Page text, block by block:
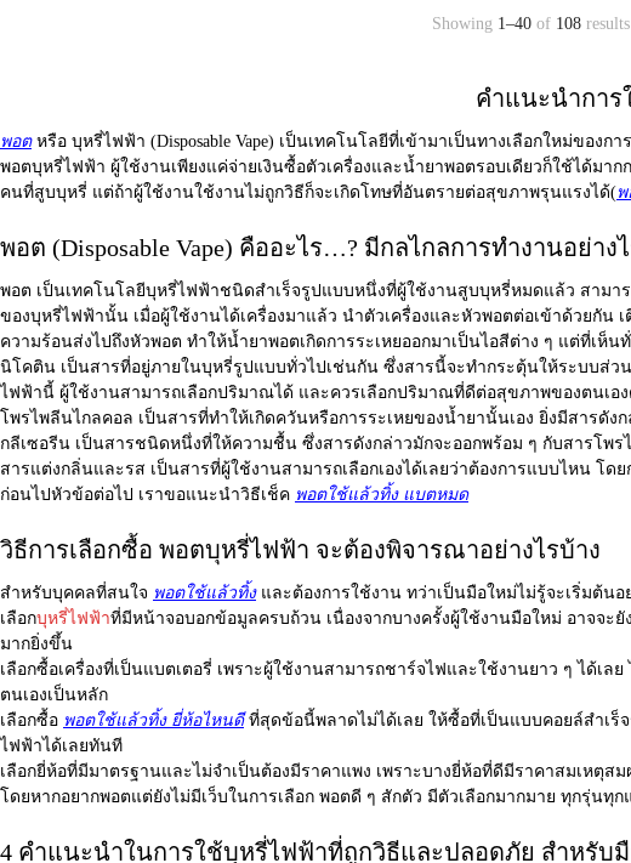
Showing 1–40of 108results
คำแนะนำการ
พอตหรือ บุหรี่ไฟฟ้า (Disposable Vape) เป็นเทคโนโลยีที่เข้ามาเป็นทางเลือกใหม่ข
พอตบุหรี่ไฟฟ้า ผู้ใช้งานเพียงแค่จ่ายเงินซื้อตัวเครื่องและน้ำยาพอตรอบเดียวก็ใช้ได้มาก
คนที่สูบบุหรี่ แต่ถ้าผู้ใช้งานใช้งานไม่ถูกวิธีก็จะเกิดโทษที่อันตรายต่อสุขภาพรุนแรงได้(
พอต (Disposable Vape) คืออะไร…? มีกลไกลการทำงานอย่าง
พอต เป็นเทคโนโลยีบุหรี่ไฟฟ้าชนิดสำเร็จรูปแบบหนึ่งที่ผู้ใช้งานสูบบุหรี่หมดแล้ว สามา
ของบุหรี่ไฟฟ้านั้น เมื่อผู้ใช้งานได้เครื่องมาแล้ว นำตัวเครื่องและหัวพอตต่อเข้าด้วยกัน
ความร้อนส่งไปถึงหัวพอต ทำให้น้ำยาพอตเกิดการระเหยออกมาเป็นไอสีต่าง ๆ แต่ที่เ
นิโคติน เป็นสารที่อยู่ภายในบุหรี่รูปแบบทั่วไปเช่นกัน ซึ่งสารนี้จะทำกระตุ้นให้ระบบส่
ไฟฟ้านี้ ผู้ใช้งานสามารถเลือกปริมาณได้ และควรเลือกปริมาณที่ดีต่อสุขภาพของตนเอง
โพรไพลีนไกลคอล เป็นสารที่ทำให้เกิดควันหรือการระเหยของน้ำยานั้นเอง ยิ่งมีสาร
กลีเซอรีน เป็นสารชนิดหนึ่งที่ให้ความชื้น ซึ่งสารดังกล่าวมักจะออกพร้อม ๆ กับสารโพร
สารแต่งกลิ่นและรส เป็นสารที่ผู้ใช้งานสามารถเลือกเองได้เลยว่าต้องการแบบไหน โ
ก่อนไปหัวข้อต่อไป เราขอแนะนำวิธีเช็ค พอตใช้แล้วทิ้ง แบตหมด
วิธีการเลือกซื้อ พอตบุหรี่ไฟฟ้า จะต้องพิจารณาอย่างไรบ้าง
สำหรับบุคคลที่สนใจ พอตใช้แล้วทิ้ง และต้องการใช้งาน ทว่าเป็นมือใหม่ไม่รู้จะเริ่มต้
เลือกบุหรี่ไฟฟ้าที่มีหน้าจอบอกข้อมูลครบถ้วน เนื่องจากบางครั้งผู้ใช้งานมือใหม่ อาจจะ
มากยิ่งขึ้น
เลือกซื้อเครื่องที่เป็นแบตเตอรี่ เพราะผู้ใช้งานสามารถชาร์จไฟและใช้งานยาว ๆ ได้
ตนเองเป็นหลัก
เลือกซื้อ พอตใช้แล้วทิ้ง ยี่ห้อไหนดี ที่สุดข้อนี้พลาดไม่ได้เลย ให้ซื้อที่เป็นแบบคอยล์สำเร็
ไฟฟ้าได้เลยทันที
เลือกยี่ห้อที่มีมาตรฐานและไม่จำเป็นต้องมีราคาแพง เพราะบางยี่ห้อที่ดีมีราคาสมเหตุส
โดยหากอยากพอตแต่ยังไม่มีเว็บในการเลือก พอตดี ๆ สักตัว มีตัวเลือกมากมาย ทุกรุ่นทุก
4 คำแนะนำในการใช้บุหรี่ไฟฟ้าที่ถูกวิธีและปลอดภัย สำหรับ